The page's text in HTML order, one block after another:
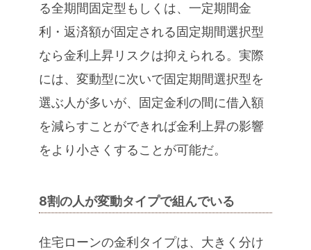
る全期間固定型もしくは、一定期間金
利・返済額が固定される固定期間選択型
なら金利上昇リスクは抑えられる。実際
には、変動型に次いで固定期間選択型を
選ぶ人が多いが、固定金利の間に借入額
を減らすことができれば金利上昇の影響
をより小さくすることが可能だ。
8割の人が変動タイプで組んでいる
住宅ローンの金利タイプは、大きく分け